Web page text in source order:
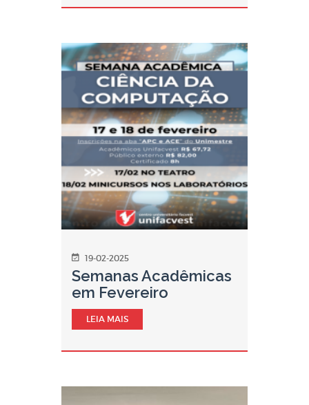
19-02-2025
Semanas Acadêmicas
em Fevereiro
LEIA MAIS